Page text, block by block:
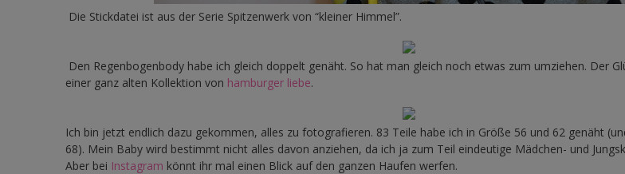
Die Stickdatei ist aus der Serie Spitzenwerk von “kleiner Himmel”.
Den Regenbogenbody habe ich gleich doppelt genäht. So hat man gleich noch etwas zum umziehen. Der
einer ganz alten Kollektion von hamburger liebe.
Ich bin jetzt endlich dazu gekommen, alles zu fotografieren. 83 Teile habe ich in Größe 56 und 62 genäht
68). Mein Baby wird bestimmt nicht alles davon anziehen, da ich ja zum Teil eindeutige Mädchen- und
Aber bei Instagram könnt ihr mal einen Blick auf den ganzen Haufen werfen.